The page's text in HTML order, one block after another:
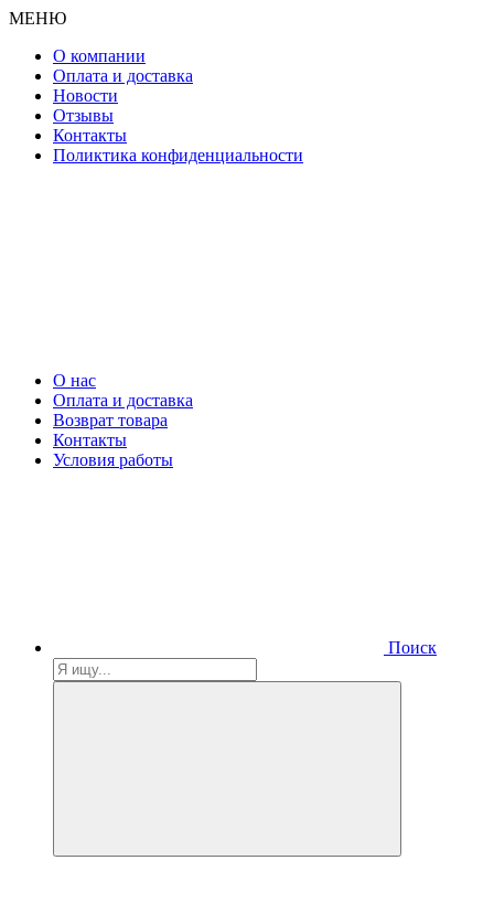
МЕНЮ
О компании
Оплата и доставка
Новости
Отзывы
Контакты
Поликтика конфиденциальности
О нас
Оплата и доставка
Возврат товара
Контакты
Условия работы
Поиск